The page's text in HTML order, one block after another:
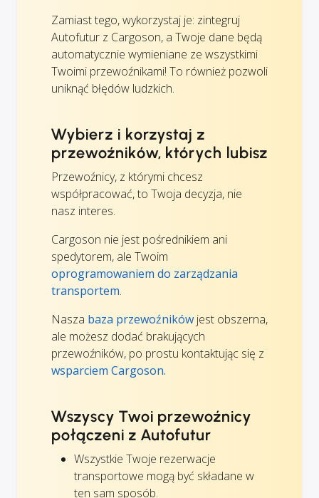
Zamiast tego, wykorzystaj je: zintegruj
Autofutur z Cargoson, a Twoje dane będą
automatycznie wymieniane ze wszystkimi
Twoimi przewoźnikami! To również pozwoli
uniknąć błędów ludzkich.
Wybierz i korzystaj z
przewoźników, których lubisz
Przewoźnicy, z którymi chcesz
współpracować, to Twoja decyzja, nie
nasz interes.
Cargoson nie jest pośrednikiem ani
spedytorem, ale Twoim
oprogramowaniem do zarządzania
transportem.
Nasza baza przewoźników jest obszerna,
ale możesz dodać brakujących
przewoźników, po prostu kontaktując się z
wsparciem Cargoson.
Wszyscy Twoi przewoźnicy
połączeni z Autofutur
Wszystkie Twoje rezerwacje
transportowe mogą być składane w
ten sam sposób.